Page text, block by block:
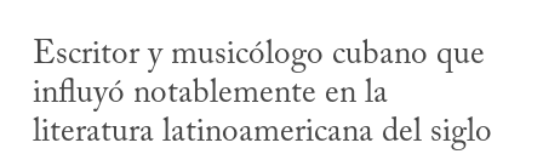
Escritor y musicólogo cubano que
influyó notablemente en la
literatura latinoamericana del siglo